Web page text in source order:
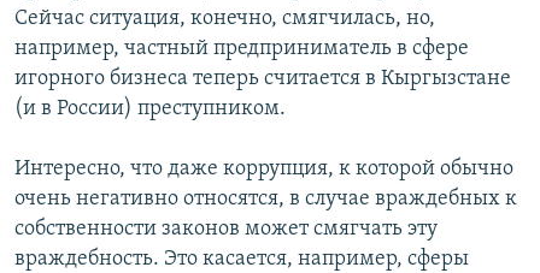
Сейчас ситуация, конечно, смягчилась, но,
например, частный предприниматель в сфере
игорного бизнеса теперь считается в Кыргызстане
(и в России) преступником.
Интересно, что даже коррупция, к которой обычно
очень негативно относятся, в случае враждебных к
собственности законов может смягчать эту
враждебность. Это касается, например, сферы